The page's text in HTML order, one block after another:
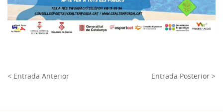
< Entrada Anterior Entrada Posterior >